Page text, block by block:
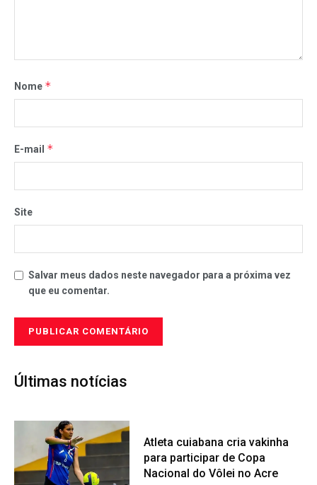
Nome *
E-mail *
Site
Salvar meus dados neste navegador para a próxima vez
que eu comentar.
Últimas notícias
Atleta cuiabana cria vakinha
para participar de Copa
Nacional do Vôlei no Acre